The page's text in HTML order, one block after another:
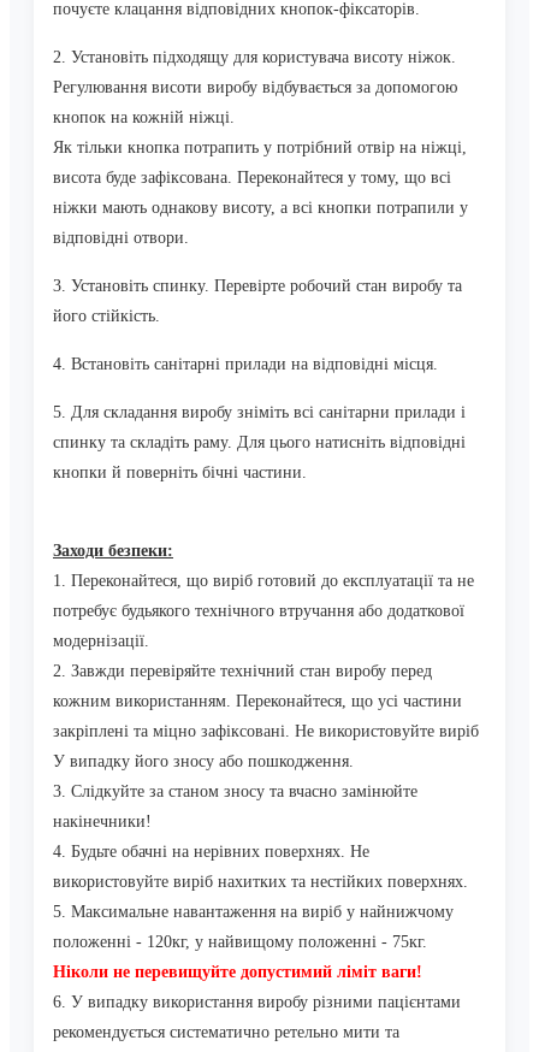
почуєте клацання відповідних кнопок-фіксаторів.
2. Установіть підходящу для користувача висоту ніжок.
Регулювання висоти виробу відбувається за допомогою
кнопок на кожній ніжці.
Як тільки кнопка потрапить у потрібний отвір на ніжці,
висота буде зафіксована. Переконайтеся у тому, що всі
ніжки мають однакову висоту, а всі кнопки потрапили у
відповідні отвори.
3. Установіть спинку. Перевірте робочий стан виробу та
його стійкість.
4. Встановіть санітарні прилади на відповідні місця.
5. Для складання виробу зніміть всі санітарни прилади і
спинку та складіть раму. Для цього натисніть відповідні
кнопки й поверніть бічні частини.
Заходи безпеки:
1. Переконайтеся, що виріб готовий до експлуатації та не
потребує будьякого технічного втручання або додаткової
модернізації.
2. Завжди перевіряйте технічний стан виробу перед
кожним використанням. Переконайтеся, що усі частини
закріплені та міцно зафіксовані. Не використовуйте виріб
У випадку його зносу або пошкодження.
3. Слідкуйте за станом зносу та вчасно замінюйте
накінечники!
4. Будьте обачні на нерівних поверхнях. Не
використовуйте виріб нахитких та нестійких поверхнях.
5. Максимальне навантаження на виріб у найнижчому
положенні - 120кг, у найвищому положенні - 75кг.
Ніколи не перевищуйте допустимий ліміт ваги!
6. У випадку використання виробу різними пацієнтами
рекомендується систематично ретельно мити та